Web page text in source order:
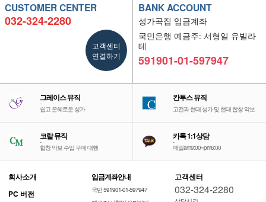
CUSTOMER CENTER
032-324-2280
고객센터
연결하기
BANK ACCOUNT
성가곡집 입금계좌
국민은행 예금주: 서형일 유빌라
테
591901-01-597947
그레이스 뮤직
-
쉽고 은혜로운 성가
칸투스 뮤직
-
고전과 현대 성가 및 현대 합창 악보
코랄 뮤직
-
합창 악보 수입 구매 대행
카톡 1:1상담
-
매일am9:00~pm6:00
회사소개
PC 버전
입금계좌안내
국민 591901-01-597947
고객센터
032-324-2280